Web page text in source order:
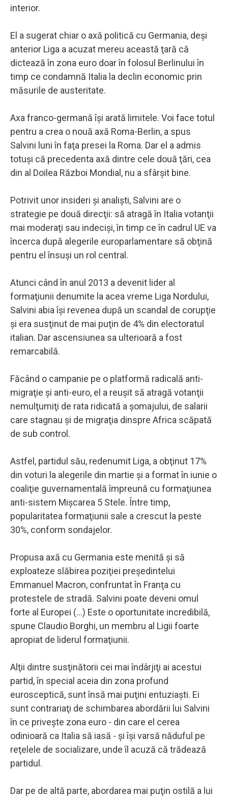
interior.
El a sugerat chiar o axă politică cu Germania, deşi
anterior Liga a acuzat mereu această ţară că
dictează în zona euro doar în folosul Berlinului în
timp ce condamnă Italia la declin economic prin
măsurile de austeritate.
Axa franco-germană îşi arată limitele. Voi face totul
pentru a crea o nouă axă Roma-Berlin, a spus
Salvini luni în faţa presei la Roma. Dar el a admis
totuşi că precedenta axă dintre cele două ţări, cea
din al Doilea Război Mondial, nu a sfârşit bine.
Potrivit unor insideri şi analişti, Salvini are o
strategie pe două direcţii: să atragă în Italia votanţii
mai moderaţi sau indecişi, în timp ce în cadrul UE va
încerca după alegerile europarlamentare să obţină
pentru el însuşi un rol central.
Atunci când în anul 2013 a devenit lider al
formaţiunii denumite la acea vreme Liga Nordului,
Salvini abia îşi revenea după un scandal de corupţie
şi era susţinut de mai puţin de 4% din electoratul
italian. Dar ascensiunea sa ulterioară a fost
remarcabilă.
Făcând o campanie pe o platformă radicală anti-
migraţie şi anti-euro, el a reuşit să atragă votanţii
nemulţumiţi de rata ridicată a şomajului, de salarii
care stagnau şi de migraţia dinspre Africa scăpată
de sub control.
Astfel, partidul său, redenumit Liga, a obţinut 17%
din voturi la alegerile din martie şi a format în iunie o
coaliţie guvernamentală împreună cu formaţiunea
anti-sistem Mişcarea 5 Stele. Între timp,
popularitatea formaţiunii sale a crescut la peste
30%, conform sondajelor.
Propusa axă cu Germania este menită şi să
exploateze slăbirea poziţiei preşedintelui
Emmanuel Macron, confruntat în Franţa cu
protestele de stradă. Salvini poate deveni omul
forte al Europei (...) Este o oportunitate incredibilă,
spune Claudio Borghi, un membru al Ligii foarte
apropiat de liderul formaţiunii.
Alţii dintre susţinătorii cei mai îndârjiţi ai acestui
partid, în special aceia din zona profund
eurosceptică, sunt însă mai puţini entuziaşti. Ei
sunt contrariaţi de schimbarea abordării lui Salvini
în ce priveşte zona euro - din care el cerea
odinioară ca Italia să iasă - şi îşi varsă năduful pe
reţelele de socializare, unde îl acuză că trădează
partidul.
Dar pe de altă parte, abordarea mai puţin ostilă a lui